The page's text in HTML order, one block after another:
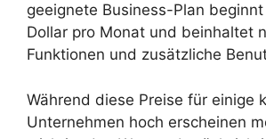
geeignete Business-Plan
Dollar pro Monat und beinhaltet
Funktionen und zusätzliche
Während diese Preise für einige
Unternehmen hoch erscheinen